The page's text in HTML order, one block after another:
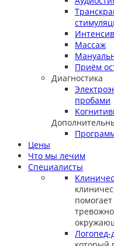
Массаж
Приём
Диагностика
пробами
Цены
Что мы лечим
Специалисты
Логопед-